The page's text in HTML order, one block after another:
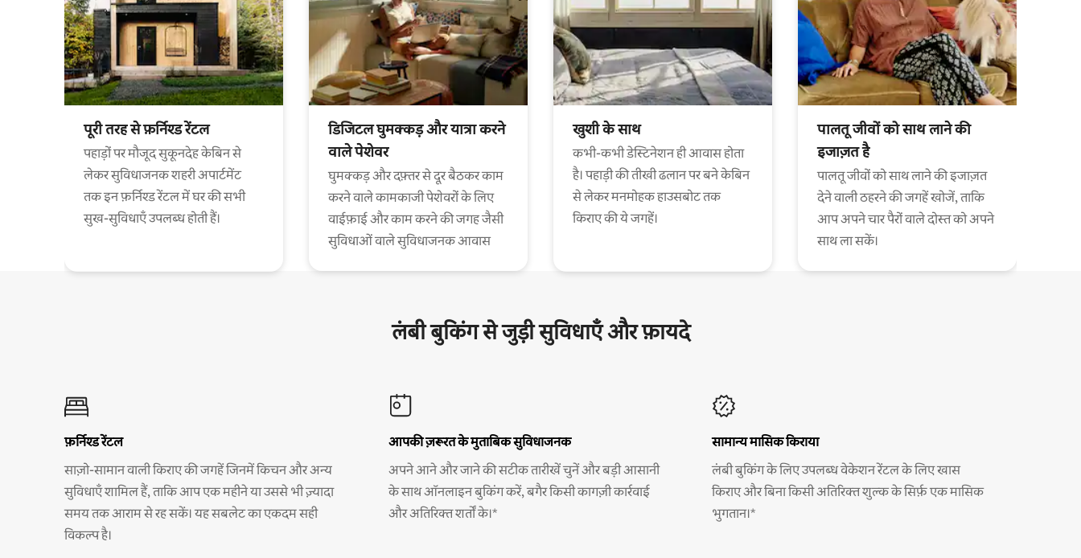
पूरी तरह से फ़र्निश्ड रेंटल
पहाड़ों पर मौजूद सुकूनदेह केबिन से
लेकर सुविधाजनक शहरी अपार्टमेंट
तक इन फ़र्निश्ड रेंटल में घर की सभी
सुख-सुविधाएँ उपलब्ध होती हैं।
डिजिटल घुमक्कड़ और यात्रा करने
वाले पेशेवर
घुमक्कड़ और दफ़्तर से दूर बैठकर काम
करने वाले कामकाजी पेशेवरों के लिए
वाईफ़ाई और काम करने की जगह जैसी
सुविधाओं वाले सुविधाजनक आवास
खुशी के साथ
कभी-कभी डेस्टिनेशन ही आवास होता
है। पहाड़ी की तीखी ढलान पर बने केबिन
से लेकर मनमोहक हाउसबोट तक
किराए की ये जगहें।
पालतू जीवों को साथ लाने की
इजाज़त है
पालतू जीवों को साथ लाने की इजाज़त
देने वाली ठहरने की जगहें खोजें, ताकि
आप अपने चार पैरों वाले दोस्त को अपने
साथ ला सकें।
लंबी बुकिंग से जुड़ी सुविधाएँ और फ़ायदे
फ़र्निश्ड रेंटल
साज़ो-सामान वाली किराए की जगहें जिनमें किचन और अन्य
सुविधाएँ शामिल हैं, ताकि आप एक महीने या उससे भी ज़्यादा
समय तक आराम से रह सकें। यह सबलेट का एकदम सही
विकल्प है।
आपकी ज़रूरत के मुताबिक सुविधाजनक
अपने आने और जाने की सटीक तारीखें चुनें और बड़ी आसानी
के साथ ऑनलाइन बुकिंग करें, बगैर किसी कागज़ी कार्रवाई
और अतिरिक्त शर्तों के।*
सामान्य मासिक किराया
लंबी बुकिंग के लिए उपलब्ध वेकेशन रेंटल के लिए खास
किराए और बिना किसी अतिरिक्त शुल्क के सिर्फ़ एक मासिक
भुगतान।*